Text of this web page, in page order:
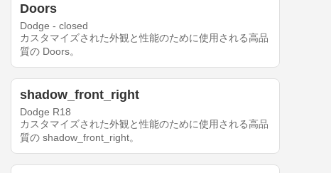
Doors
Dodge - closed
カスタマイズされた外観と性能のために使用される高品
質の Doors。
shadow_front_right
Dodge R18
カスタマイズされた外観と性能のために使用される高品
質の shadow_front_right。